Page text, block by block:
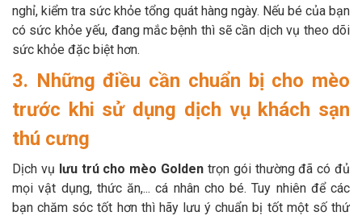
nghỉ, kiểm tra sức khỏe tổng quát hàng ngày. Nếu bé của bạn
có sức khỏe yếu, đang mắc bệnh thì sẽ cần dịch vụ theo dõi
sức khỏe đặc biệt hơn.
3. Những điều cần chuẩn bị cho mèo
trước khi sử dụng dịch vụ khách sạn
thú cưng
Dịch vụ lưu trú cho mèo Golden trọn gói thường đã có đủ
mọi vật dụng, thức ăn,... cá nhân cho bé. Tuy nhiên để các
bạn chăm sóc tốt hơn thì hãy lưu ý chuẩn bị tốt một số thứ